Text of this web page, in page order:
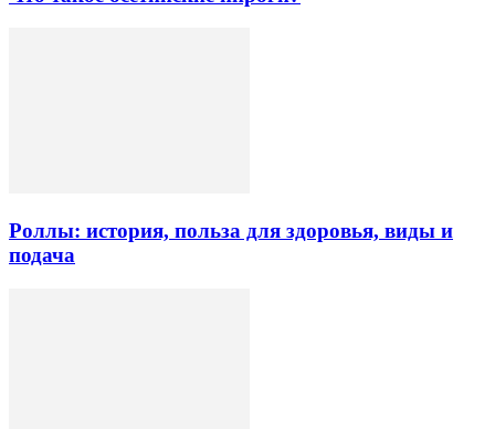
Роллы: история, польза для здоровья, виды и
подача